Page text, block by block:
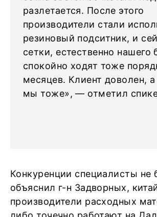
разлетается. После этого
производители стали
резиновый подситник, и
сетки, естественно нашего
спокойно ходят тоже
месяцев. Клиент доволен, а
мы тоже», — отметил
Конкуренции специалисты не
объяснил г-н Задворных,
производители расходных